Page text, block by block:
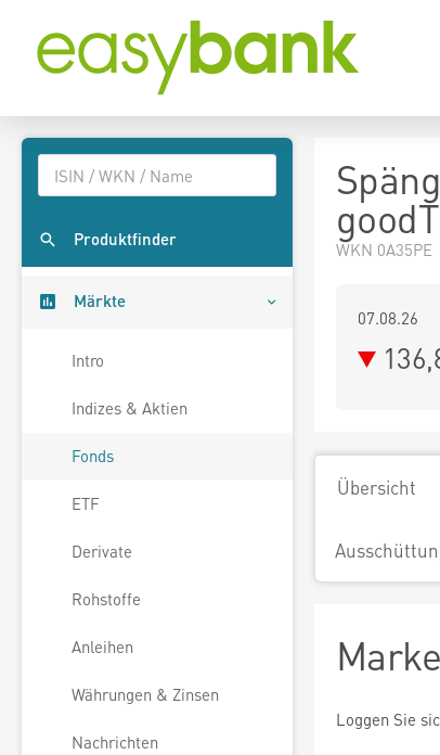
Produktfinder
Märkte
Intro
Indizes & Aktien
Fonds
ETF
Derivate
Rohstoffe
Anleihen
Währungen & Zinsen
Nachrichten
WKN
07.08.26
Übersicht
Loggen Sie